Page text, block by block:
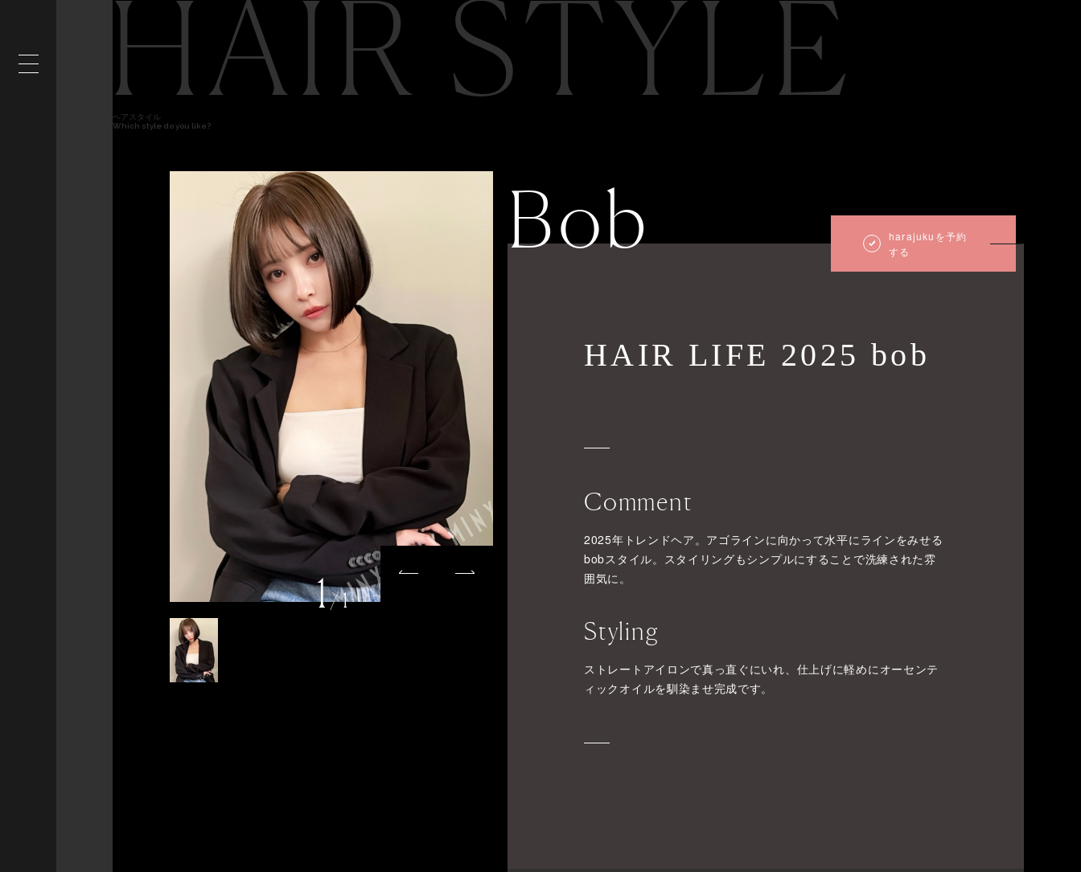
HAIR STYLE
ヘアスタイル
Which style do you like?
1/1
Bob
harajukuを予約
する
HAIR LIFE 2025 bob
Comment
2025年トレンドヘア。アゴラインに向かって水平にラインをみせる
bobスタイル。スタイリングもシンプルにすることで洗練された雰
囲気に。
Styling
ストレートアイロンで真っ直ぐにいれ、仕上げに軽めにオーセンテ
ィックオイルを馴染ませ完成です。